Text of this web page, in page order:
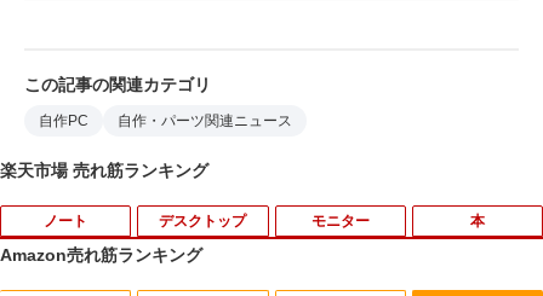
この記事の関連カテゴリ
自作PC 自作・パーツ関連ニュース
楽天市場 売れ筋ランキング
ノート デスクトップ モニター 本
Amazon売れ筋ランキング